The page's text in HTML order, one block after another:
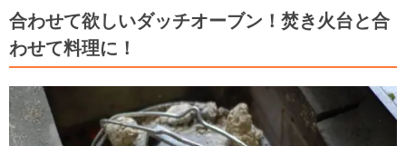
合わせて欲しいダッチオーブン！焚き火台と合
わせて料理に！